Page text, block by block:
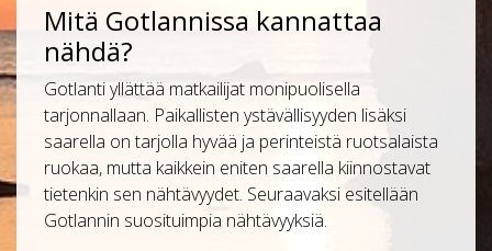
Mitä Gotlannissa kannattaa
nähdä?
Gotlanti yllättää matkailijat monipuolisella
tarjonnallaan. Paikallisten ystävällisyyden lisäksi
saarella on tarjolla hyvää ja perinteistä ruotsalaista
ruokaa, mutta kaikkein eniten saarella kiinnostavat
tietenkin sen nähtävyydet. Seuraavaksi esitellään
Gotlannin suosituimpia nähtävyyksiä.